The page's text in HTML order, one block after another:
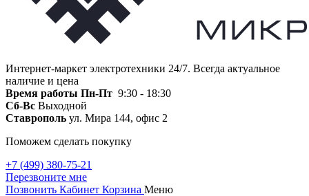
Интернет-маркет электротехники 24/7. Всегда актуальное
наличие и цена
Время работы Пн-Пт 9:30 - 18:30
Сб-Вс Выходной
Ставрополь ул. Мира 144, офис 2
Поможем сделать покупку
+7 (499) 380-75-21
Перезвоните мне
Позвонить Кабинет Корзина Меню